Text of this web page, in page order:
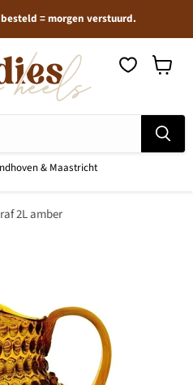
= morgen verstuurd.
& Maastricht
2L amber